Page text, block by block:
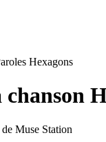
Hexagons
chanson
Muse Station